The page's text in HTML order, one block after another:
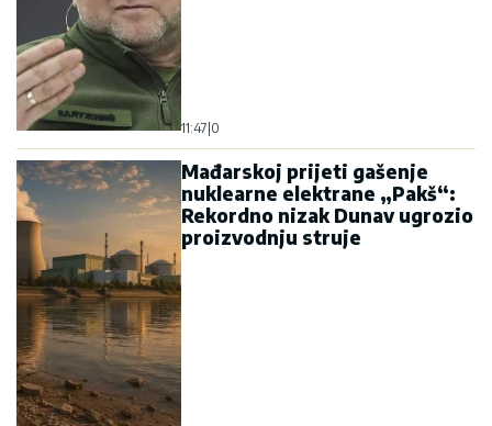
11:47 0
Mađarskoj prijeti gašenje
nuklearne elektrane „Pakš“:
Rekordno nizak Dunav ugrozio
proizvodnju struje